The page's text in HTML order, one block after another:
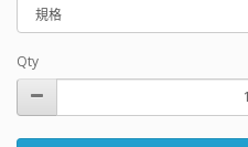
Qty